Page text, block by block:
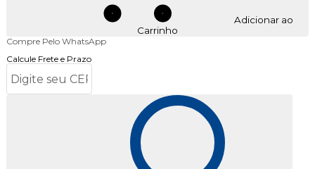
Adicionar ao
Carrinho
Compre Pelo WhatsApp
Calcule Frete e Prazo